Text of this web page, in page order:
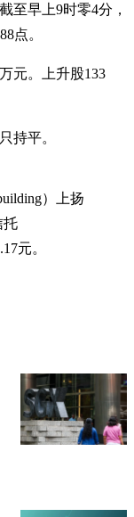
至早上9时零4分，
点。
元。上升股133
持平。
）上扬
托
元。